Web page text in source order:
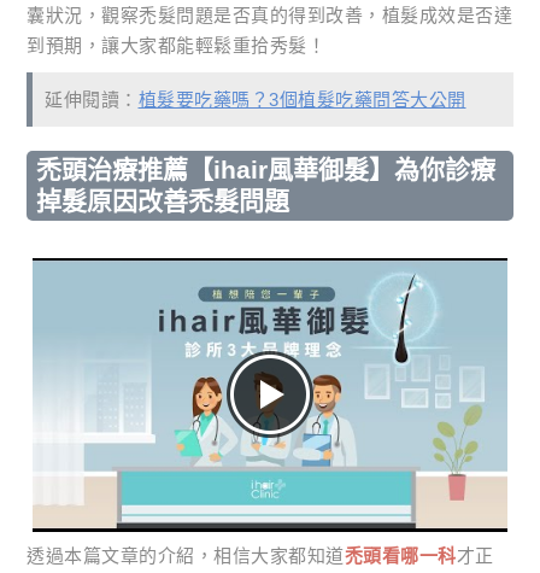
囊狀況，觀察禿髮問題是否真的得到改善，植髮成效是否達
到預期，讓大家都能輕鬆重拾秀髮！
延伸閱讀： 植髮要吃藥嗎？3個植髮吃藥問答大公開
禿頭治療推薦【ihair風華御髮】為你診療
掉髮原因改善禿髮問題
透過本篇文章的介紹，相信大家都知道禿頭看哪一科才正